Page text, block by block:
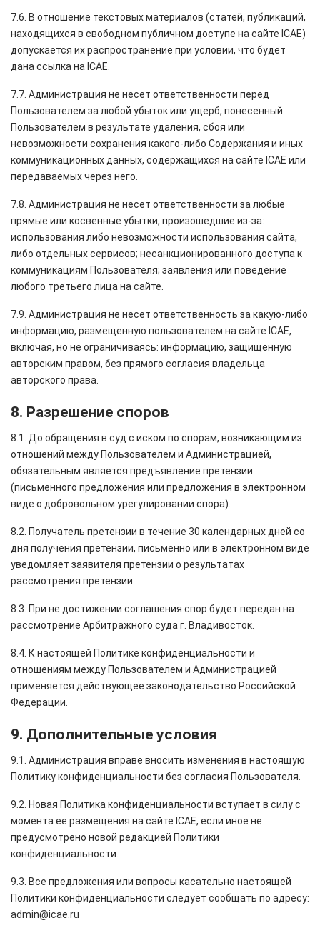
7.6. В отношение текстовых материалов (статей, публикаций,
находящихся в свободном публичном доступе на сайте ICAE)
допускается их распространение при условии, что будет
дана ссылка на ICAE.
7.7. Администрация не несет ответственности перед
Пользователем за любой убыток или ущерб, понесенный
Пользователем в результате удаления, сбоя или
невозможности сохранения какого-либо Содержания и иных
коммуникационных данных, содержащихся на сайте ICAE или
передаваемых через него.
7.8. Администрация не несет ответственности за любые
прямые или косвенные убытки, произошедшие из-за:
использования либо невозможности использования сайта,
либо отдельных сервисов; несанкционированного доступа к
коммуникациям Пользователя; заявления или поведение
любого третьего лица на сайте.
7.9. Администрация не несет ответственность за какую-либо
информацию, размещенную пользователем на сайте ICAE,
включая, но не ограничиваясь: информацию, защищенную
авторским правом, без прямого согласия владельца
авторского права.
8. Разрешение споров
8.1. До обращения в суд с иском по спорам, возникающим из
отношений между Пользователем и Администрацией,
обязательным является предъявление претензии
(письменного предложения или предложения в электронном
виде о добровольном урегулировании спора).
8.2. Получатель претензии в течение 30 календарных дней со
дня получения претензии, письменно или в электронном виде
уведомляет заявителя претензии о результатах
рассмотрения претензии.
8.3. При не достижении соглашения спор будет передан на
рассмотрение Арбитражного суда г. Владивосток.
8.4. К настоящей Политике конфиденциальности и
отношениям между Пользователем и Администрацией
применяется действующее законодательство Российской
Федерации.
9. Дополнительные условия
9.1. Администрация вправе вносить изменения в настоящую
Политику конфиденциальности без согласия Пользователя.
9.2. Новая Политика конфиденциальности вступает в силу с
момента ее размещения на сайте ICAE, если иное не
предусмотрено новой редакцией Политики
конфиденциальности.
9.3. Все предложения или вопросы касательно настоящей
Политики конфиденциальности следует сообщать по адресу:
admin@icae.ru